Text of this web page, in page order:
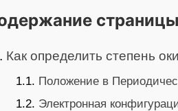
страницы
Как определить степень
1.1. Положение в
1.2. Электронная